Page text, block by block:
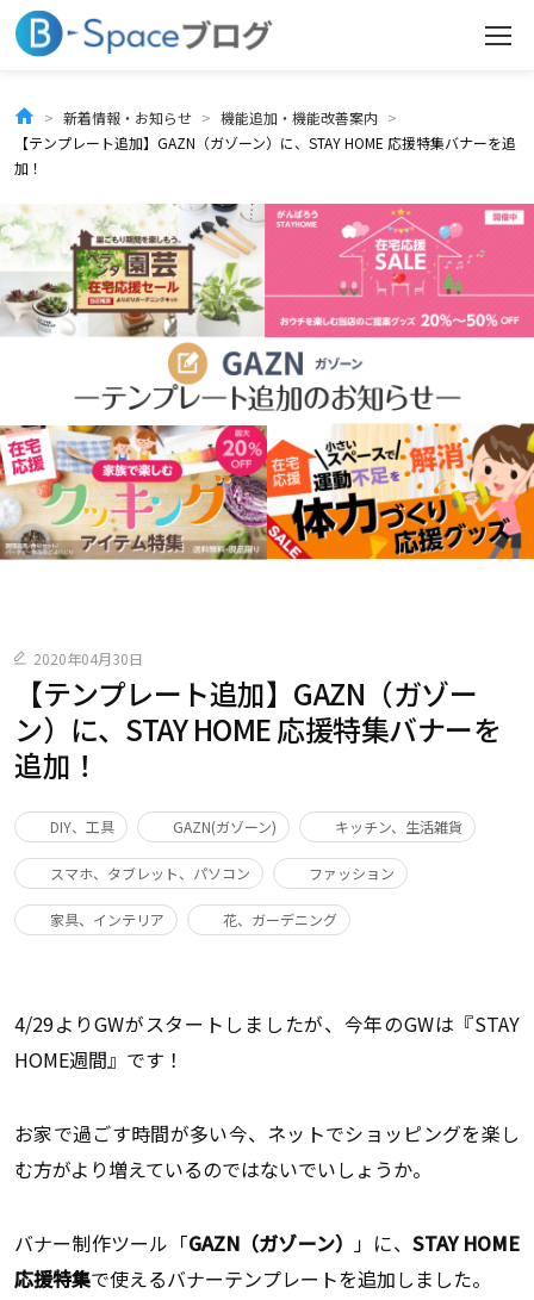
コ
テ
ン
ツ
へ
ス
キ
プ
新着情報・お知らせ
機能追加・機能改善案内
【テンプレート追加】GAZN（ガゾーン）に、STAY HOME 応援特集バナーを追
加！
2020年04月30日
【テンプレート追加】GAZN（ガゾー
ン）に、STAY HOME 応援特集バナーを
追加！
DIY、工具 GAZN(ガゾーン) キッチン、生活雑貨
スマホ、タブレット、パソコン ファッション
家具、インテリア 花、ガーデニング
4/29よりGWがスタートしましたが、今年のGWは『STAY
HOME週間』です！
お家で過ごす時間が多い今、ネットでショッピングを楽し
む方がより増えているのではないでいしょうか。
バナー制作ツール「GAZN（ガゾーン） 」に、 STAY HOME
応援特集で使えるバナーテンプレートを追加しました。